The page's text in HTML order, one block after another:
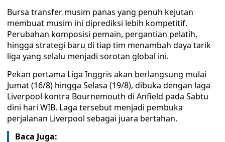
Bursa transfer musim panas yang penuh kejutan
membuat musim ini diprediksi lebih kompetitif.
Perubahan komposisi pemain, pergantian pelatih,
hingga strategi baru di tiap tim menambah daya tarik
liga yang selalu menjadi sorotan global ini.
Pekan pertama Liga Inggris akan berlangsung mulai
Jumat (16/8) hingga Selasa (19/8), dibuka dengan laga
Liverpool kontra Bournemouth di Anfield pada Sabtu
dini hari WIB. Laga tersebut menjadi pembuka
perjalanan Liverpool sebagai juara bertahan.
Baca Juga: